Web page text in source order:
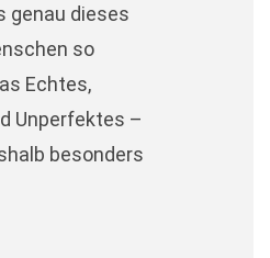
genau dieses
so
Echtes,
Unperfektes –
besonders